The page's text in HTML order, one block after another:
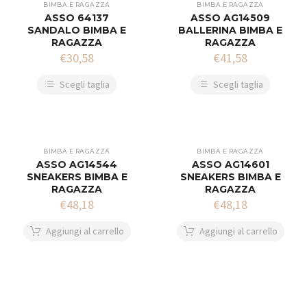
BIMBA E RAGAZZA
ASSO 64137
SANDALO BIMBA E
RAGAZZA
€30,58
Scegli taglia
BIMBA E RAGAZZA
ASSO AG14509
BALLERINA BIMBA E
RAGAZZA
€41,58
Scegli taglia
BIMBA E RAGAZZA
ASSO AG14544
SNEAKERS BIMBA E
RAGAZZA
€48,18
Aggiungi al carrello
BIMBA E RAGAZZA
ASSO AG14601
SNEAKERS BIMBA E
RAGAZZA
€48,18
Aggiungi al carrello